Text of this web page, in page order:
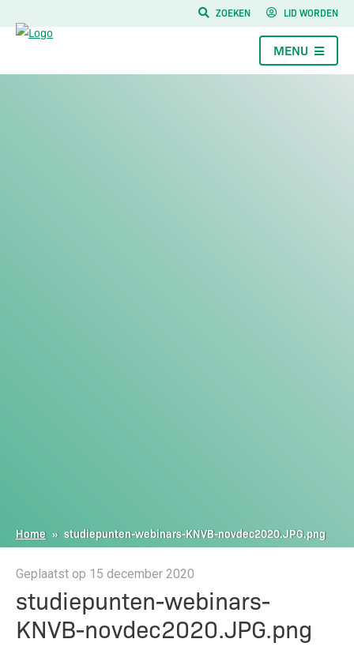
ZOEKEN LID WORDEN
MENU
Home » studiepunten-webinars-KNVB-novdec2020.JPG.png
Geplaatst op 15 december 2020
studiepunten-webinars-
KNVB-novdec2020.JPG.png